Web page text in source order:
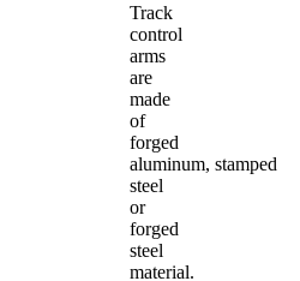
Track
control
arms
are
made
of
forged
aluminum, stamped
steel
or
forged
steel
material.